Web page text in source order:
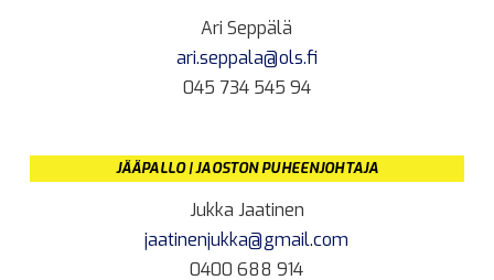
Ari Seppälä
ari.seppala@ols.fi
045 734 545 94
JÄÄPALLO | JAOSTON PUHEENJOHTAJA
Jukka Jaatinen
jaatinenjukka@gmail.com
0400 688 914